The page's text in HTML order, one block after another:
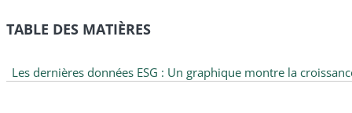
TABLE DES MATIÈRES
Les dernières données ESG : Un graphique montre la